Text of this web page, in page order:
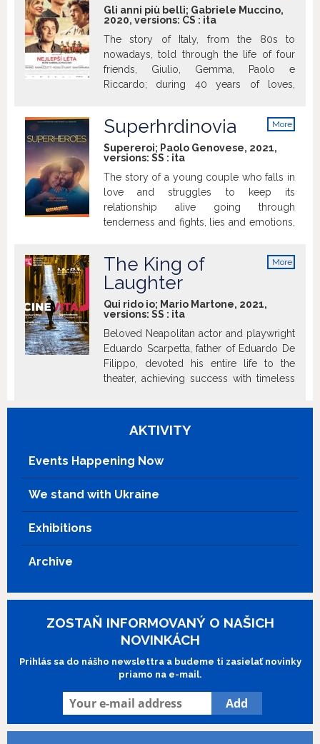
Gli anni più belli; Gabriele Muccino,
2020, versions: CS : ita
The story of Italy, from the 80s to
nowadays, told through the life of four
friends, Giulio, Gemma, Paolo e
Riccardo; during 40 years of loves,
More
Superhrdinovia
Supereroi; Paolo Genovese, 2021,
versions: SS : ita
The story of a young couple who falls in
love and struggles to keep its
relationship alive going through
tenderness and fights, lies and emotions,
time passing on their relationships,
posing a simple but profound question:
what superpowers you need to have, to
love each other your whole life?
More
The King of
Laughter
Qui rido io; Mario Martone, 2021,
versions: SS : ita
Beloved Neapolitan actor and playwright
Eduardo Scarpetta, father of Eduardo De
Filippo, devoted his entire life to the
theater, achieving success with timeless
However, everything he worked for
seems lost in 1904, when he's drawn into
a nasty legal battle that could
(imdb.com)
AKTIVITY
Events Happening Now
We stand with Ukraine
Exhibitions
Archive
ZOSTAŇ INFORMOVANÝ O NAŠICH
NOVINKÁCH
Prihlás sa do nášho newslettra a budeme ti zasielať novinky
priamo na e-mail.